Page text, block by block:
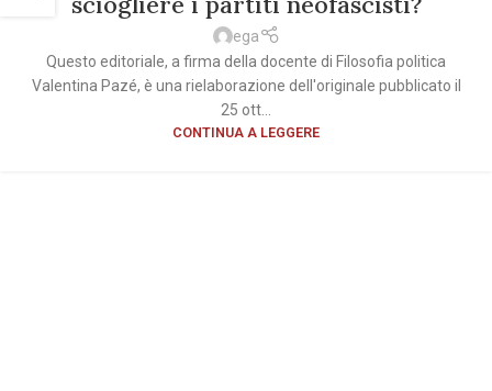
ega
Questo editoriale, a firma della docente di Filosofia politica
Valentina Pazé, è una rielaborazione dell'originale pubblicato il
25 ott...
CONTINUA A LEGGERE